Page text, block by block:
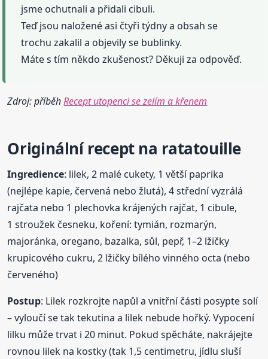
jsme ochutnali a přidali cibuli.
Teď jsou naložené asi čtyři týdny a obsah se
trochu zakalil a objevily se bublinky.
Máte s tím někdo zkušenost? Děkuji za odpověď.
Zdroj: příběhRecept utopenci se zelím a křenem
Originálníreceptna ratatouille
Ingredience: lilek, 2 malé cukety, 1 větší paprika
(nejlépe kapie, červená nebo žlutá), 4 střední vyzrálá
rajčata nebo 1 plechovka krájených rajčat, 1 cibule,
1 stroužek česneku, koření: tymián, rozmarýn,
majoránka, oregano, bazalka, sůl, pepř, 1–2 lžičky
krupicového cukru, 2 lžičky bílého vinného octa (nebo
červeného)
Postup: Lilek rozkrojte napůl a vnitřní části posypte solí
– vyloučí se tak tekutina a lilek nebude hořký. Vypocení
lilku může trvat i 20 minut. Pokud spěcháte, nakrájejte
rovnou lilek na kostky (tak 1,5 centimetru, jídlu sluší